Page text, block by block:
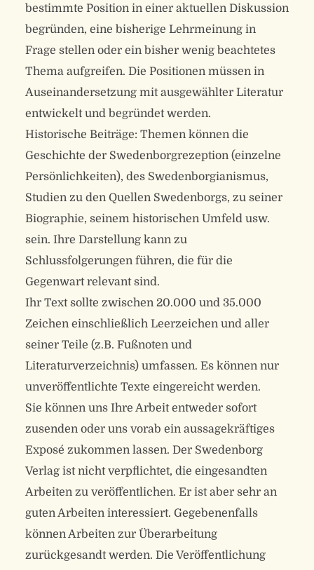
bestimmte Position in einer aktuellen Diskussion
begründen, eine bisherige Lehrmeinung in
Frage stellen oder ein bisher wenig beachtetes
Thema aufgreifen. Die Positionen müssen in
Auseinandersetzung mit ausgewählter Literatur
entwickelt und begründet werden.
Historische Beiträge: Themen können die
Geschichte der Swedenborgrezeption (einzelne
Persönlichkeiten), des Swedenborgianismus,
Studien zu den Quellen Swedenborgs, zu seiner
Biographie, seinem historischen Umfeld usw.
sein. Ihre Darstellung kann zu
Schlussfolgerungen führen, die für die
Gegenwart relevant sind.
Ihr Text sollte zwischen 20.000 und 35.000
Zeichen einschließlich Leerzeichen und aller
seiner Teile (z.B. Fußnoten und
Literaturverzeichnis) umfassen. Es können nur
unveröffentlichte Texte eingereicht werden.
Sie können uns Ihre Arbeit entweder sofort
zusenden oder uns vorab ein aussagekräftiges
Exposé zukommen lassen. Der Swedenborg
Verlag ist nicht verpflichtet, die eingesandten
Arbeiten zu veröffentlichen. Er ist aber sehr an
guten Arbeiten interessiert. Gegebenenfalls
können Arbeiten zur Überarbeitung
zurückgesandt werden. Die Veröffentlichung